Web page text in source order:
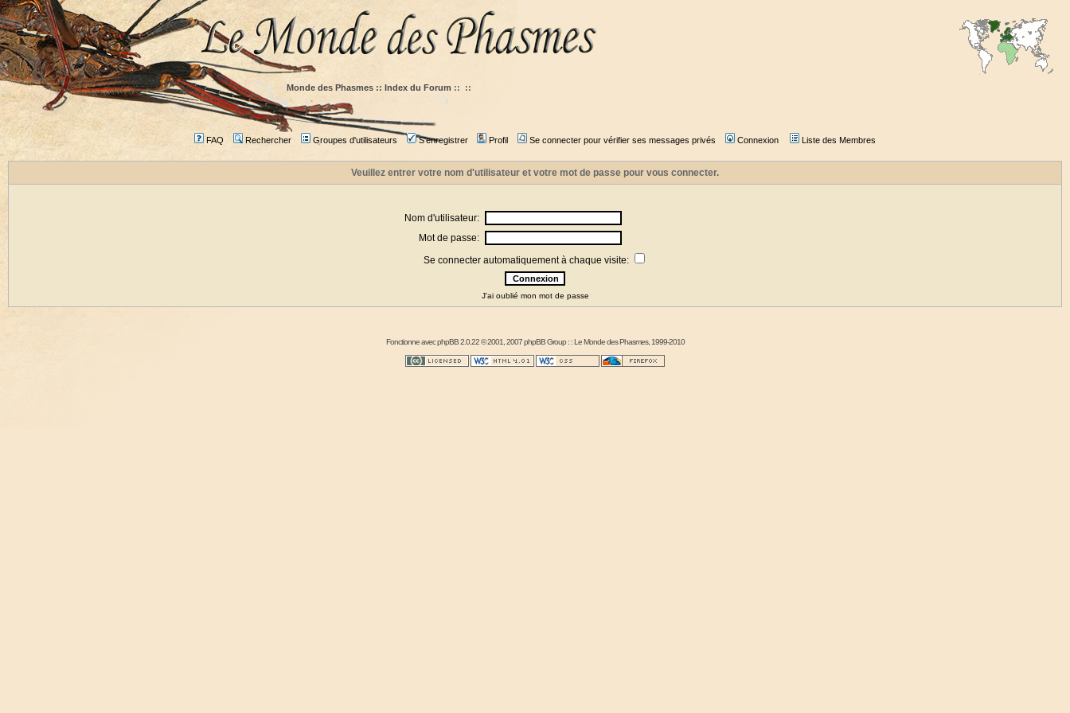
Monde des Phasmes :: Index du Forum :: ::
FAQ Rechercher Groupes d'utilisateurs S'enregistrer Profil Se connecter pour vérifier ses messages privés Connexion Liste des Membres
Veuillez entrer votre nom d'utilisateur et votre mot de passe pour vous connecter.
Nom d'utilisateur:
Mot de passe:
Se connecter automatiquement à chaque visite:
J'ai oublié mon mot de passe
Fonctionne avecphpBB2.0.22 © 2001, 2007 phpBB Group : :Le Monde des Phasmes, 1999-2010